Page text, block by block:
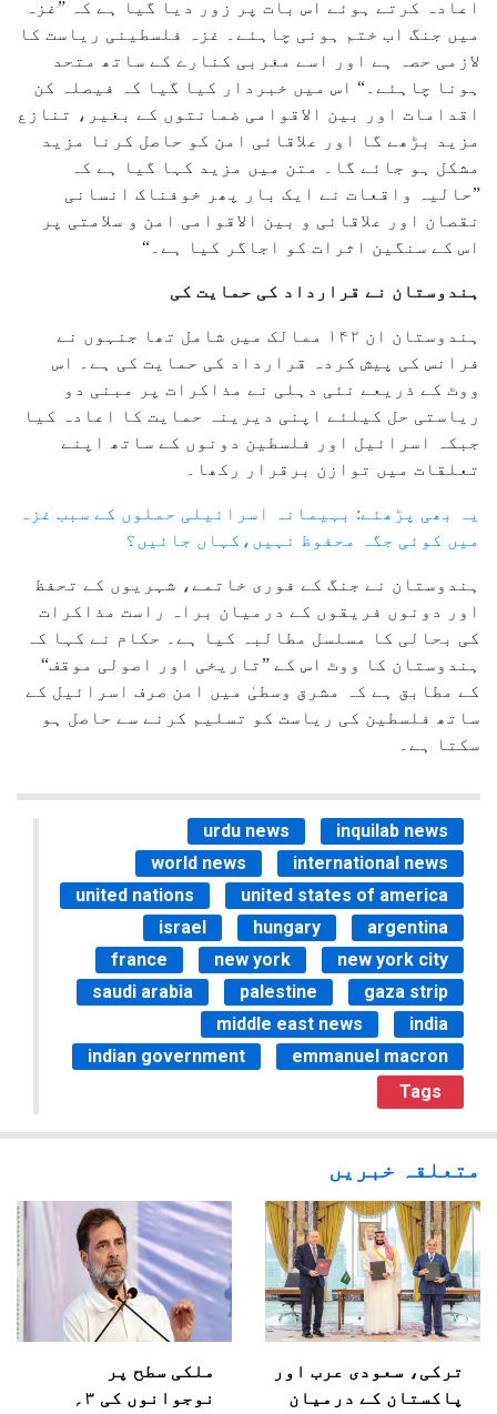
اعادہ کرتے ہوئے اس بات پر زور دیا گیا ہے کہ ”غزہ
میں جنگ اب ختم ہونی چاہئے۔ غزہ فلسطینی ریاست کا
لازمی حصہ ہے اور اسے مغربی کنارے کے ساتھ متحد
ہونا چاہئے۔“ اس میں خبردار کیا گیا کہ فیصلہ کن
اقدامات اور بین الاقوامی ضمانتوں کے بغیر، تنازع
مزید بڑھے گا اور علاقائی امن کو حاصل کرنا مزید
مشکل ہو جائے گا۔ متن میں مزید کہا گیا ہے کہ
”حالیہ واقعات نے ایک بار پھر خوفناک انسانی
نقصان اور علاقائی و بین الاقوامی امن و سلامتی پر
اس کے سنگین اثرات کو اجاگر کیا ہے۔“
ہندوستان نے قرارداد کی حمایت کی
ہندوستان ان ۱۴۲ ممالک میں شامل تھا جنہوں نے
فرانس کی پیش کردہ قرارداد کی حمایت کی ہے۔ اس
ووٹ کے ذریعے نئی دہلی نے مذاکرات پر مبنی دو
ریاستی حل کیلئے اپنی دیرینہ حمایت کا اعادہ کیا
جبکہ اسرائیل اور فلسطین دونوں کے ساتھ اپنے
تعلقات میں توازن برقرار رکھا۔
یہ بھی پڑھئے: بہیمانہ اسرائیلی حملوں کے سبب غزہ
میں کوئی جگہ محفوظ نہیں،کہاں جائیں؟
ہندوستان نے جنگ کے فوری خاتمے، شہریوں کے تحفظ
اور دونوں فریقوں کے درمیان براہ راست مذاکرات
کی بحالی کا مسلسل مطالبہ کیا ہے۔ حکام نے کہا کہ
ہندوستان کا ووٹ اس کے ”تاریخی اور اصولی موقف“
کے مطابق ہے کہ مشرق وسطیٰ میں امن صرف اسرائیل کے
ساتھ فلسطین کی ریاست کو تسلیم کرنے سے حاصل ہو
سکتا ہے۔
urdu news
inquilab news
world news
international news
united nations
united states of america
israel
hungary
argentina
france
new york
new york city
saudi arabia
palestine
gaza strip
middle east news
india
indian government
emmanuel macron
Tags
متعلقہ خبریں
ترکی، سعودی عرب اور
پاکستان کے درمیان
ملکی سطح پر
نوجوانوں کی ۳؍